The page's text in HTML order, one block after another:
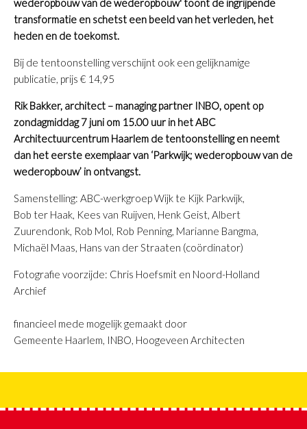
wederopbouw van de wederopbouw' toont de ingrijpende
transformatie en schetst een beeld van het verleden, het
heden en de toekomst.
Bij de tentoonstelling verschijnt ook een gelijknamige
publicatie, prijs € 14,95
Rik Bakker, architect – managing partner INBO, opent op
zondagmiddag 7 juni om 15.00 uur in het ABC
Architectuurcentrum Haarlem de tentoonstelling en neemt
dan het eerste exemplaar van ‘Parkwijk; wederopbouw van de
wederopbouw’ in ontvangst.
Samenstelling: ABC-werkgroep Wijk te Kijk Parkwijk,
Bob ter Haak, Kees van Ruijven, Henk Geist, Albert
Zuurendonk, Rob Mol, Rob Penning, Marianne Bangma,
Michaël Maas, Hans van der Straaten (coördinator)
Fotografie voorzijde: Chris Hoefsmit en Noord-Holland
Archief
financieel mede mogelijk gemaakt door
Gemeente Haarlem, INBO, Hoogeveen Architecten